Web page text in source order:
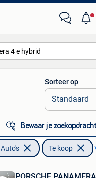
Alle afstanden…
Sorteer op
Bewaar je zoekopdracht
Auto's Te koop